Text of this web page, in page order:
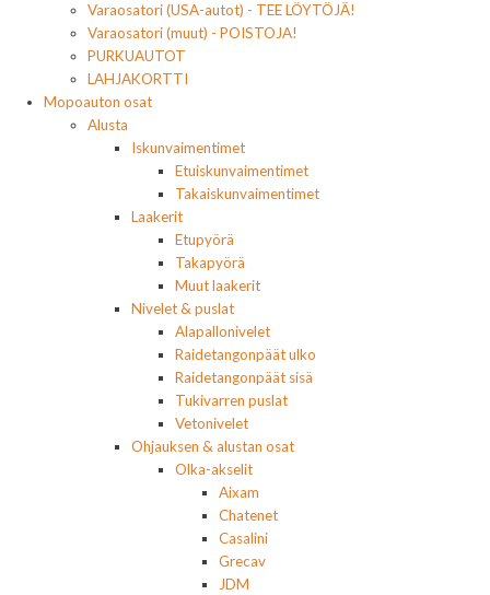
Varaosatori (USA-autot) - TEE LÖYTÖJÄ!
Varaosatori (muut) - POISTOJA!
PURKUAUTOT
LAHJAKORTTI
Mopoauton osat
Alusta
Iskunvaimentimet
Etuiskunvaimentimet
Takaiskunvaimentimet
Laakerit
Etupyörä
Takapyörä
Muut laakerit
Nivelet & puslat
Alapallonivelet
Raidetangonpäät ulko
Raidetangonpäät sisä
Tukivarren puslat
Vetonivelet
Ohjauksen & alustan osat
Olka-akselit
Aixam
Chatenet
Casalini
Grecav
JDM